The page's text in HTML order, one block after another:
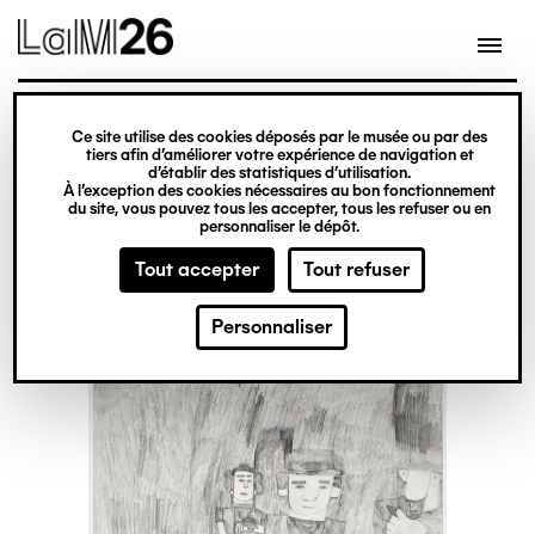
Gestion des cookies
Ce site utilise des cookies déposés par le musée ou par des
tiers afin d’améliorer votre expérience de navigation et
d’établir des statistiques d’utilisation.
À l’exception des cookies nécessaires au bon fonctionnement
du site, vous pouvez tous les accepter, tous les refuser ou en
personnaliser le dépôt.
Tout accepter Tout refuser
Personnaliser
contenu